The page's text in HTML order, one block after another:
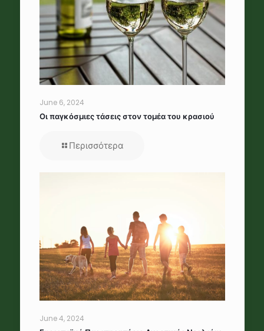
June 6, 2024
Οι παγκόσμιες τάσεις στον τομέα του κρασιού
Περισσότερα
June 4, 2024